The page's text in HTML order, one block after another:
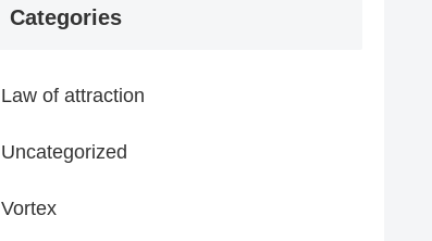
Categories
Law of attraction
Uncategorized
Vortex